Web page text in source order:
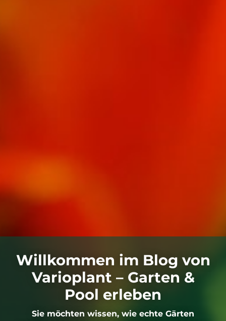
Willkommen im Blog von
Varioplant – Garten &
Pool erleben
Sie möchten wissen, wie echte Gärten